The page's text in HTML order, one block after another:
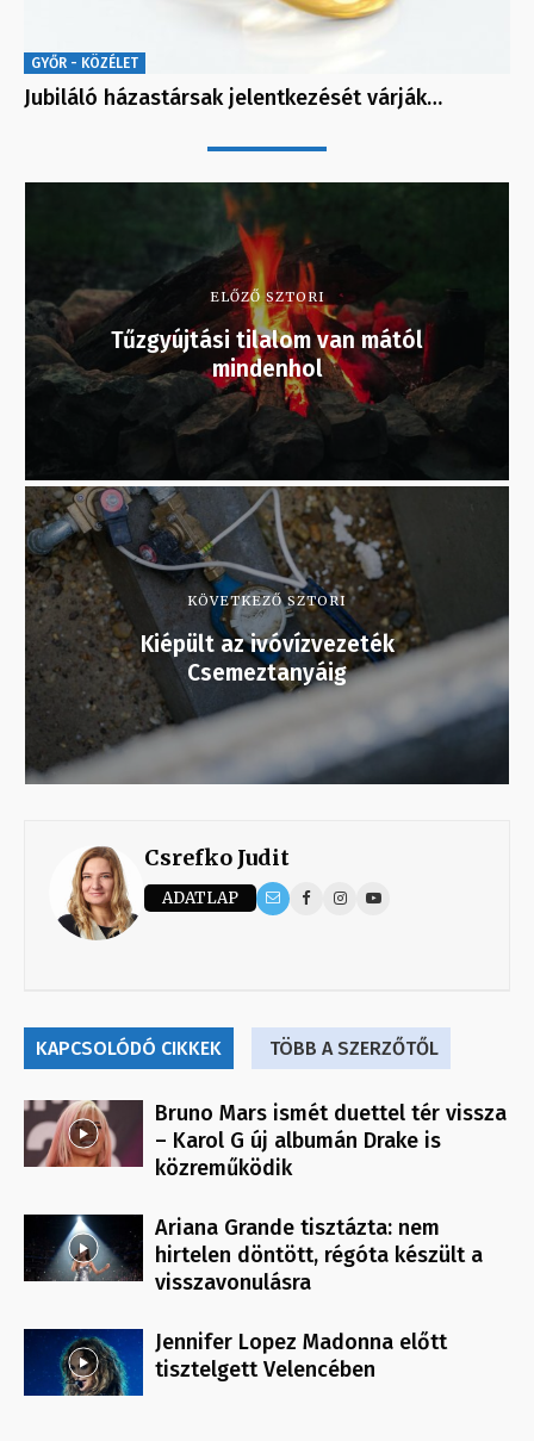
GYŐR - KÖZÉLET
Jubiláló házastársak jelentkezését várják…
ELŐZŐ SZTORI
Tűzgyújtási tilalom van mától
mindenhol
KÖVETKEZŐ SZTORI
Kiépült az ivóvízvezeték
Csemeztanyáig
Csrefko Judit
ADATLAP
KAPCSOLÓDÓ CIKKEK TÖBB A SZERZŐTŐL
Bruno Mars ismét duettel tér vissza
– Karol G új albumán Drake is
közreműködik
Ariana Grande tisztázta: nem
hirtelen döntött, régóta készült a
visszavonulásra
Jennifer Lopez Madonna előtt
tisztelgett Velencében